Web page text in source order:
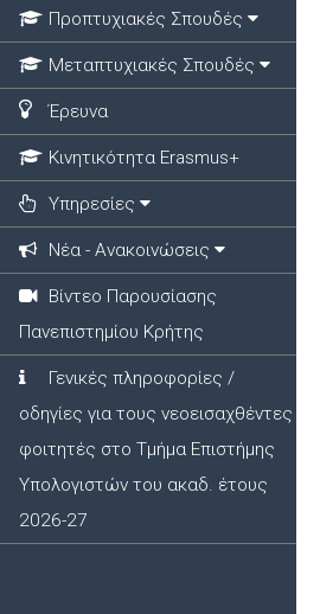
Προπτυχιακές Σπουδές
Μεταπτυχιακές Σπουδές
Έρευνα
Κινητικότητα Erasmus+
Υπηρεσίες
Νέα - Ανακοινώσεις
Βίντεο Παρουσίασης
Πανεπιστημίου Κρήτης
Γενικές πληροφορίες /
οδηγίες για τους νεοεισαχθέντες
φοιτητές στο Τμήμα Επιστήμης
Υπολογιστών του ακαδ. έτους
2026-27